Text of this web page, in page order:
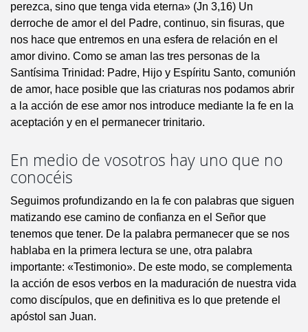
perezca, sino que tenga vida eterna» (Jn 3,16) Un
derroche de amor el del Padre, continuo, sin fisuras, que
nos hace que entremos en una esfera de relación en el
amor divino. Como se aman las tres personas de la
Santísima Trinidad: Padre, Hijo y Espíritu Santo, comunión
de amor, hace posible que las criaturas nos podamos abrir
a la acción de ese amor nos introduce mediante la fe en la
aceptación y en el permanecer trinitario.
En medio de vosotros hay uno que no
conocéis
Seguimos profundizando en la fe con palabras que siguen
matizando ese camino de confianza en el Señor que
tenemos que tener. De la palabra permanecer que se nos
hablaba en la primera lectura se une, otra palabra
importante: «Testimonio». De este modo, se complementa
la acción de esos verbos en la maduración de nuestra vida
como discípulos, que en definitiva es lo que pretende el
apóstol san Juan.